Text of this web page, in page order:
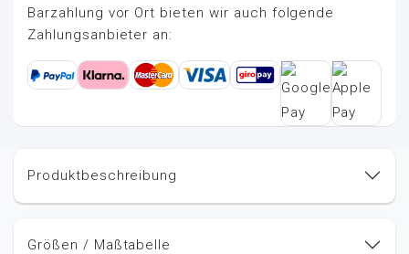
Barzahlung vor Ort bieten wir auch folgende
Zahlungsanbieter an:
Produktbeschreibung
Größen / Maßtabelle